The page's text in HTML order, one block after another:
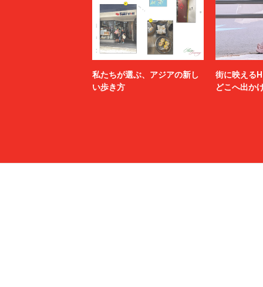
私たちが選ぶ、アジアの新し
い歩き方
街に映える
どこへ出か